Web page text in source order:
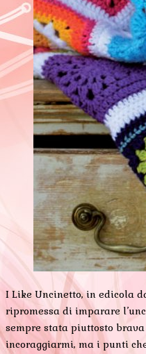
I Like Uncinetto, in edicola
ripromessa di imparare
sempre stata piuttosto
incoraggiarmi, ma i punti